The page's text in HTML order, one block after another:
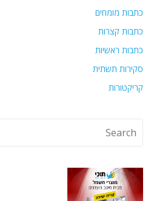
כתבות מומחים
כתבות קצרות
כתבות ראשיות
סקירות תשתית
קריקטורות